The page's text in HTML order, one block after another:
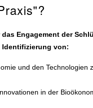
Engagement der
von:
und den Technologien
in der